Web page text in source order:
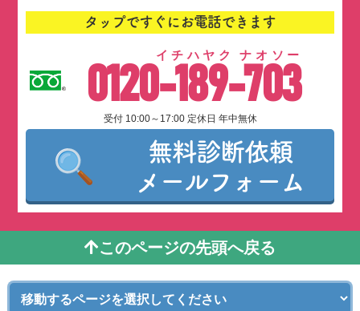
タップですぐにお電話できます
0120-189-703
イチハヤク ナオソー
受付 10:00～17:00 定休日 年中無休
無料診断依頼
メールフォーム
このページの先頭へ戻る